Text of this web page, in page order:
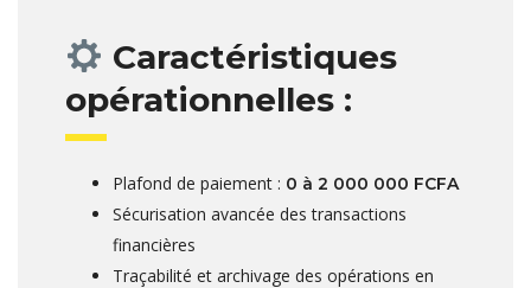
Caractéristiques
opérationnelles :
Plafond de paiement : 0 à 2 000 000 FCFA
Sécurisation avancée des transactions
financières
Traçabilité et archivage des opérations en